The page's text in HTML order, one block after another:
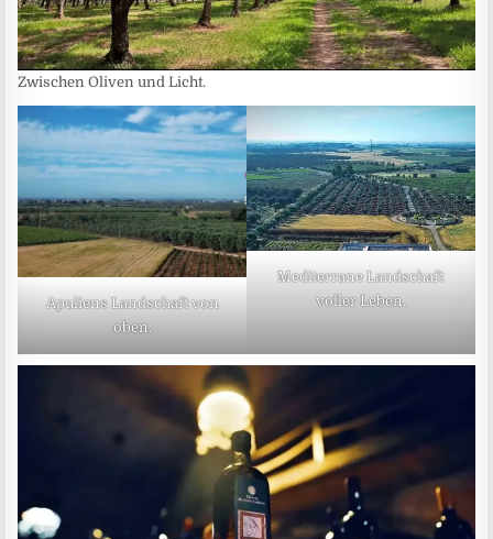
Zwischen Oliven und Licht.
Apuliens Landschaft von
oben.
Mediterrane Landschaft
voller Leben.